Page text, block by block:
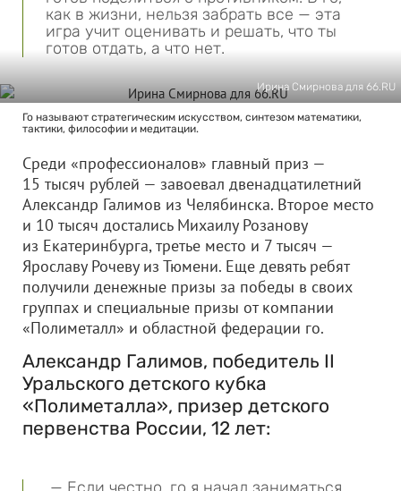
как в жизни, нельзя забрать все — эта
игра учит оценивать и решать, что ты
готов отдать, а что нет.
Ирина Смирнова для 66.RU
Го называют стратегическим искусством, синтезом математики,
тактики, философии и медитации.
Среди «профессионалов» главный приз —
15 тысяч рублей — завоевал двенадцатилетний
Александр Галимов из Челябинска. Второе место
и 10 тысяч достались Михаилу Розанову
из Екатеринбурга, третье место и 7 тысяч —
Ярославу Рочеву из Тюмени. Еще девять ребят
получили денежные призы за победы в своих
группах и специальные призы от компании
«Полиметалл» и областной федерации го.
Александр Галимов, победитель II
Уральского детского кубка
«Полиметалла», призер детского
первенства России, 12 лет: